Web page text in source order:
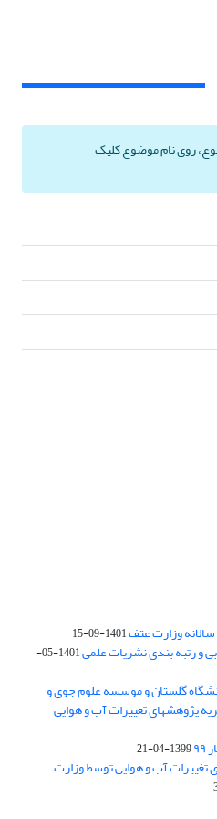
روی نام موضوع کلیک
وزارت عتف1401-09-15
و رتبه بندی نشریات علمی
1401-05-
گلستان و موسسه علوم جوی و
پژوهشهای تغییرات آب و هوایی
1399-04-21
تغییرات آب و هوایی توسط وزارت